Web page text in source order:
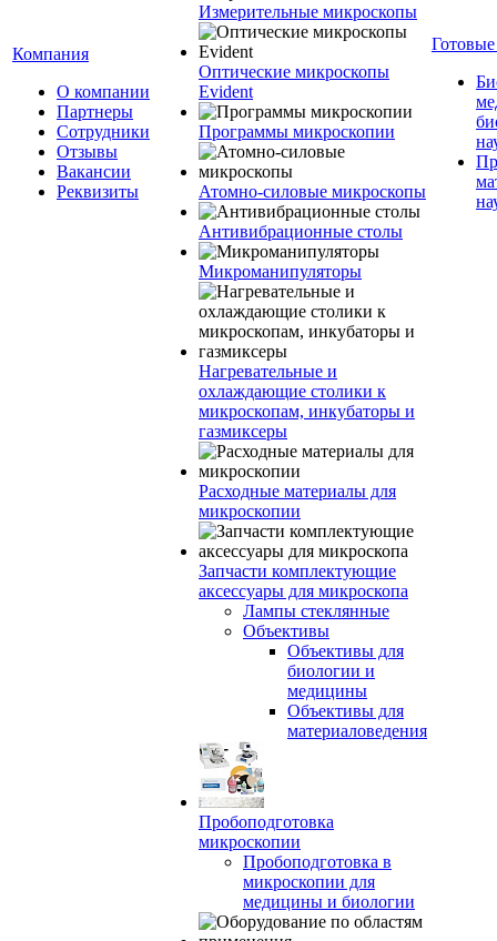
Компания
О компании
Партнеры
Сотрудники
Отзывы
Вакансии
Реквизиты
Измерительные микроскопы
Оптические микроскопы
Evident
Программы микроскопии
Атомно-силовые микроскопы
Антивибрационные столы
Микроманипуляторы
Нагревательные и
охлаждающие столики к
микроскопам, инкубаторы и
газмиксеры
Расходные материалы для
микроскопии
Запчасти комплектующие
аксессуары для микроскопа
Лампы стеклянные
Объективы
Объективы для
биологии и
медицины
Объективы для
материаловедения
Пробоподготовка
микроскопии
Пробоподготовка в
микроскопии для
медицины и биологии